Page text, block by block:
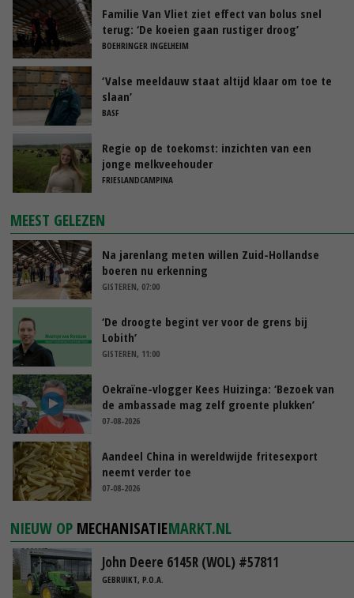
Familie Van Vliet ziet effect van bolus snel
terug: ‘De koeien gaan rustiger droog’
BOEHRINGER INGELHEIM
‘Valse meeldauw staat altijd klaar om toe te
slaan’
BASF
Regie op de toekomst: inzichten van een
jonge melkveehouder
FRIESLANDCAMPINA
MEEST GELEZEN
Na jarenlang meten willen Zuid-Hollandse
boeren nu erkenning
GISTEREN, 07:00
‘De droogte begint ver voor de grens bij
Lobith’
GISTEREN, 11:00
Oekraïne-vlogger Kees Huizinga: ‘Bezoek van
de ambassade mag zelf groente plukken’
07-08-2026
Aandeel China in wereldwijde fritesexport
neemt verder toe
07-08-2026
NIEUW OP MECHANISATIEMARKT.NL
John Deere 6145R (WOL) #57811
GEBRUIKT, P.O.A.